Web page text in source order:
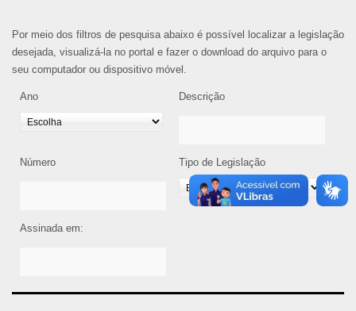
Por meio dos filtros de pesquisa abaixo é possível localizar a legislação
desejada, visualizá-la no portal e fazer o download do arquivo para o
seu computador ou dispositivo móvel.
Ano Descrição
Número Tipo de Legislação
Assinada em: